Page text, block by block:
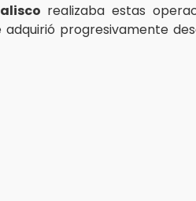
realizaba estas
progresivamente